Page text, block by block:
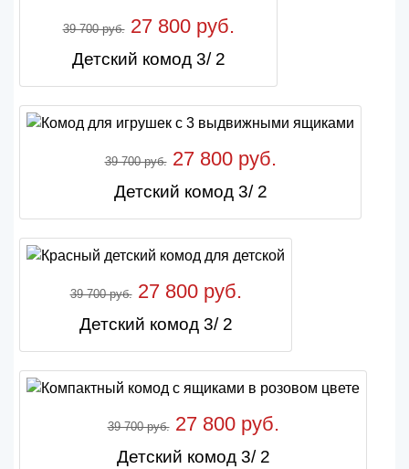
39 700 руб.27 800 руб.
Детский комод 3/ 2
39 700 руб.27 800 руб.
Детский комод 3/ 2
39 700 руб.27 800 руб.
Детский комод 3/ 2
39 700 руб.27 800 руб.
Детский комод 3/ 2